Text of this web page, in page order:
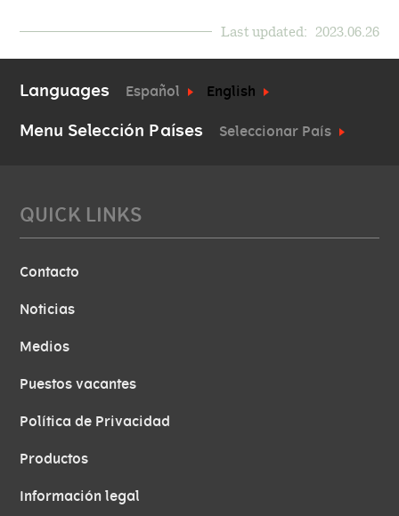
Last updated: 2023.06.26
Languages Español English
Menu Selección Países Seleccionar País
QUICK LINKS
Contacto
Noticias
Medios
Puestos vacantes
Política de Privacidad
Productos
Información legal